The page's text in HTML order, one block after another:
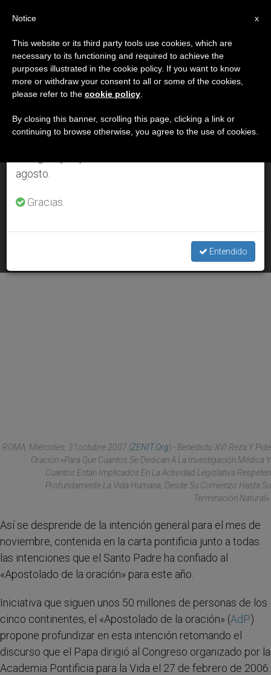
MES
Octubre, 2007
ÚLTIMAS NOTICIAS
El Papa ora por el respeto de científicos y legisladores por la
OCT 31, 2007 00:00
ROMA, Miércoles, 31octubre 2007 (ZENIT.org).- Benedicto XVI Reza Y Pide
Oración «para Que Cuantos Se Dedican A La Investigación Médica Y
Cuantos Están Implicados En La Actividad Legislativa Respeten
Profundamente La Vida Humana, Desde Su Comienzo Hasta Su
Terminación Natural».
Así se desprende de la intención general para el mes de
noviembre, contenida en la carta pontificia junto a todas
las intenciones que el Santo Padre ha confiado al
«Apostolado de la oración» para este año.
Iniciativa que siguen unos 50 millones de personas de los
cinco continentes, el «Apostolado de la oración» (AdP)
propone profundizar en esta intención retomando el
discurso que el Papa dirigió al Congreso organizado por la
Academia Pontificia para la Vida el 27 de febrero de 2006.
×
Aviso importante
Del 27 de julio al 7 de agosto haremos la pausa
anual, aprovechando que en el periodo de verano
se generan menos informaciones y también el
agosto.
Gracias.
Entendido
x
Notice
This website or its third party tools use cookies, which are
necessary to its functioning and required to achieve the
purposes illustrated in the cookie policy. If you want to know
more or withdraw your consent to all or some of the cookies,
please refer to the cookie policy
By closing this banner, scrolling this page, clicking a link or
continuing to browse otherwise, you agree to the use of cookies.